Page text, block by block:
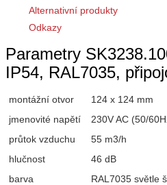
Alternativní produkty
Odkazy
Parametry
IP54, RAL7035,
montážní otvor
124 x 124 mm
jmenovité napětí
230V AC (50/
průtok vzduchu
55 m3/h
hlučnost
46 dB
barva
RAL7035 světle